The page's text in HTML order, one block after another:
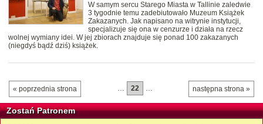
W samym sercu Starego Miasta w Tallinie zaledwie
3 tygodnie temu zadebiutowało Muzeum Książek
Zakazanych. Jak napisano na witrynie instytucji,
specjalizuje się ona w cenzurze i działa na rzecz
wolnej wymiany idei. W jej zbiorach znajduje się ponad 100 zakazanych
(niegdyś bądź dziś) książek.
« poprzednia strona następna strona »
… 22 …
Zostań Patronem